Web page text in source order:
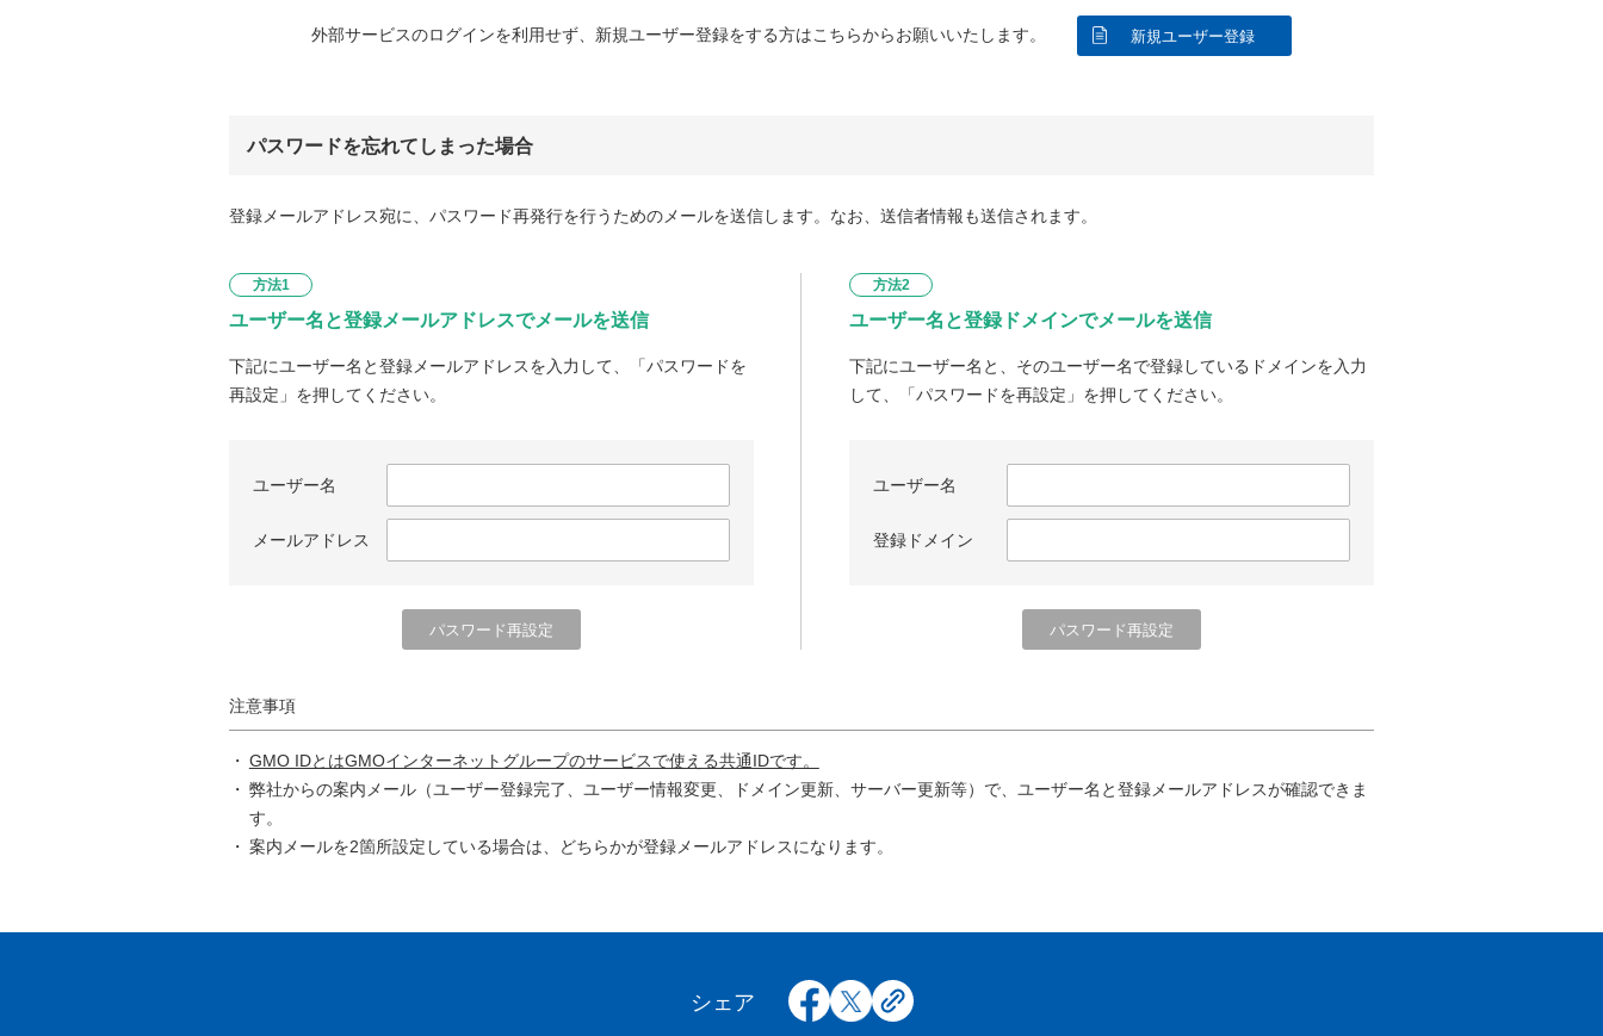
外部サービスのログインを利用せず、新規ユーザー登録をする方はこちらからお願いいたします。 新規ユーザー登録
パスワードを忘れてしまった場合
登録メールアドレス宛に、パスワード再発行を行うためのメールを送信します。なお、送信者情報も送信されます。
方法1
ユーザー名と登録メールアドレスでメールを送信
下記にユーザー名と登録メールアドレスを入力して、「パスワードを
再設定」を押してください。
ユーザー名
メールアドレス
方法2
ユーザー名と登録ドメインでメールを送信
下記にユーザー名と、そのユーザー名で登録しているドメインを入力
して、「パスワードを再設定」を押してください。
ユーザー名
登録ドメイン
注意事項
GMO IDとはGMOインターネットグループのサービスで使える共通IDです。
弊社からの案内メール（ユーザー登録完了、ユーザー情報変更、ドメイン更新、サーバー更新等）で、ユーザー名と登録メールアドレスが確認できま
す。
案内メールを2箇所設定している場合は、どちらかが登録メールアドレスになります。
シェア facebook
x copy